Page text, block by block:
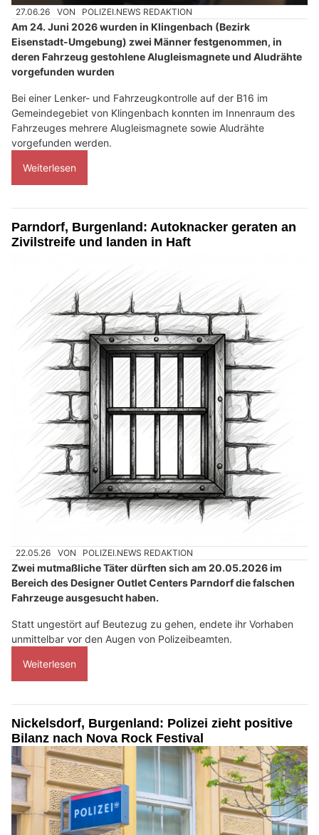
27.06.26 VON POLIZEI.NEWS REDAKTION
Am 24. Juni 2026 wurden in Klingenbach (Bezirk
Eisenstadt-Umgebung) zwei Männer festgenommen, in
deren Fahrzeug gestohlene Alugleismagnete und Aludrähte
vorgefunden wurden
Bei einer Lenker- und Fahrzeugkontrolle auf der B16 im
Gemeindegebiet von Klingenbach konnten im Innenraum des
Fahrzeuges mehrere Alugleismagnete sowie Aludrähte
vorgefunden werden.
Weiterlesen
Parndorf, Burgenland: Autoknacker geraten an
Zivilstreife und landen in Haft
22.05.26 VON POLIZEI.NEWS REDAKTION
Zwei mutmaßliche Täter dürften sich am 20.05.2026 im
Bereich des Designer Outlet Centers Parndorf die falschen
Fahrzeuge ausgesucht haben.
Statt ungestört auf Beutezug zu gehen, endete ihr Vorhaben
unmittelbar vor den Augen von Polizeibeamten.
Weiterlesen
Nickelsdorf, Burgenland: Polizei zieht positive
Bilanz nach Nova Rock Festival